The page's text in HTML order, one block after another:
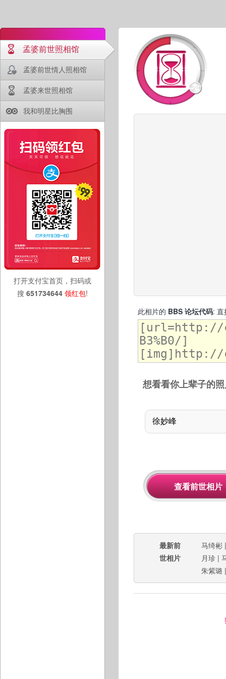
孟婆前世照相馆
孟婆前世情人照相馆
孟婆来世照相馆
我和明星比胸围
打开支付宝首页，扫码或
搜 651734644 领红包!
此相片的 BBS 论坛代码: 直
想看看你上辈子的
最新前
世相片
马绮彬
月珍 |
朱紫璐